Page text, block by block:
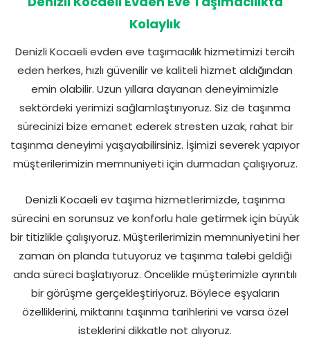
Kolaylık
Denizli Kocaeli evden eve taşımacılık hizmetimizi tercih
eden herkes, hızlı güvenilir ve kaliteli hizmet aldığından
emin olabilir. Uzun yıllara dayanan deneyimimizle
sektördeki yerimizi sağlamlaştırıyoruz. Siz de taşınma
sürecinizi bize emanet ederek stresten uzak, rahat bir
taşınma deneyimi yaşayabilirsiniz. İşimizi severek yapıyor
müşterilerimizin memnuniyeti için durmadan çalışıyoruz.
Denizli Kocaeli ev taşıma hizmetlerimizde, taşınma
sürecini en sorunsuz ve konforlu hale getirmek için büyük
bir titizlikle çalışıyoruz. Müşterilerimizin memnuniyetini her
zaman ön planda tutuyoruz ve taşınma talebi geldiği
anda süreci başlatıyoruz. Öncelikle müşterimizle ayrıntılı
bir görüşme gerçekleştiriyoruz. Böylece eşyaların
özelliklerini, miktarını taşınma tarihlerini ve varsa özel
isteklerini dikkatle not alıyoruz.